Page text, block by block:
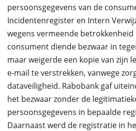
persoonsgegevens van de
Incidentenregister en Intern
wegens vermeende
consument diende bezwaar in
maar weigerde een kopie van zijn
e-mail te verstrekken, vanwege
dataveiligheid. Rabobank gaf
het bezwaar zonder de
persoonsgegevens in bepaalde
Daarnaast werd de registratie in